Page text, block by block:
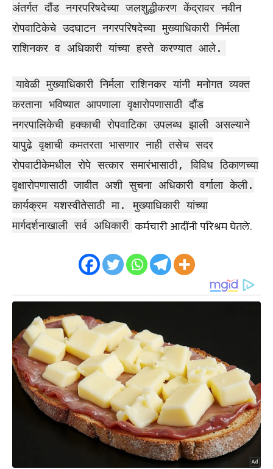
अंतर्गत दौंड नगरपरिषदेच्या जलशुद्धीकरण केंद्रावर नवीन
रोपवाटिकेचे उदघाटन नगरपरिषदेच्या मुख्याधिकारी निर्मला
राशिनकर व अधिकारी यांच्या हस्ते करण्यात आले.
यावेळी मुख्याधिकारी निर्मला राशिनकर यांनी मनोगत व्यक्त
करताना भविष्यात आपणाला वृक्षारोपणासाठी दौंड
नगरपालिकेची हक्काची रोपवाटिका उपलब्ध झाली असल्याने
यापुढे वृक्षाची कमतरता भासणार नाही तसेच सदर
रोपवाटीकेमधील रोपे सत्कार समारंभासाठी, विविध ठिकाणच्या
वृक्षारोपणासाठी जावीत अशी सुचना अधिकारी वर्गाला केली.
कार्यक्रम यशस्वीतेसाठी मा. मुख्याधिकारी यांच्या
मार्गदर्शनाखाली सर्व अधिकारी कर्मचारी आदींनी परिश्रम घेतले.